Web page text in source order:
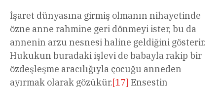
İşaret dünyasına girmiş olmanın nihayetinde
özne anne rahmine geri dönmeyi ister, bu da
annenin arzu nesnesi haline geldiğini gösterir.
Hukukun buradaki işlevi de babayla rakip bir
özdeşleşme aracılığıyla çocuğu anneden
ayırmak olarak gözükür.[17] Ensestin